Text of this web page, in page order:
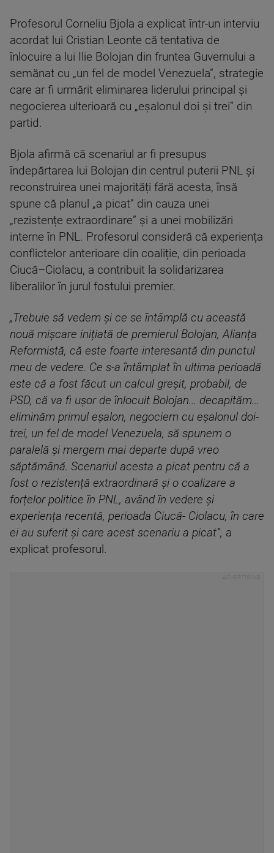
Profesorul Corneliu Bjola a explicat într-un interviu
acordat lui Cristian Leonte că tentativa de
înlocuire a lui Ilie Bolojan din fruntea Guvernului a
semănat cu „un fel de model Venezuela”, strategie
care ar fi urmărit eliminarea liderului principal și
negocierea ulterioară cu „eșalonul doi și trei” din
partid.
Bjola afirmă că scenariul ar fi presupus
îndepărtarea lui Bolojan din centrul puterii PNL și
reconstruirea unei majorități fără acesta, însă
spune că planul „a picat” din cauza unei
„rezistențe extraordinare” și a unei mobilizări
interne în PNL. Profesorul consideră că experiența
conflictelor anterioare din coaliție, din perioada
Ciucă–Ciolacu, a contribuit la solidarizarea
liberalilor în jurul fostului premier.
„Trebuie să vedem și ce se întâmplă cu această
nouă mișcare inițiată de premierul Bolojan, Alianța
Reformistă, că este foarte interesantă din punctul
meu de vedere. Ce s-a întâmplat în ultima perioadă
este că a fost făcut un calcul greșit, probabil, de
PSD, că va fi ușor de înlocuit Bolojan... decapităm...
eliminăm primul eșalon, negociem cu eșalonul doi-
trei, un fel de model Venezuela, să spunem o
paralelă și mergem mai departe după vreo
săptămână. Scenariul acesta a picat pentru că a
fost o rezistență extraordinară și o coalizare a
forțelor politice în PNL, având în vedere și
experiența recentă, perioada Ciucă- Ciolacu, în care
ei au suferit și care acest scenariu a picat”, a
explicat profesorul.